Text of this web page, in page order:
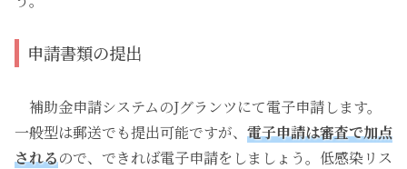
申請書類の提出
補助金申請システムのJグランツにて電子申請します。
一般型は郵送でも提出可能ですが、 電子申請は審査で加点
されるので、できれば電子申請をしましょう。低感染リス